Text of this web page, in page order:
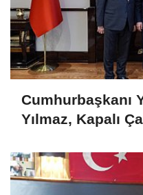
Cumhurbaşkanı
Yılmaz, Kapalı